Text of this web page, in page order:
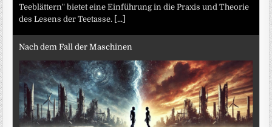
Teeblättern" bietet eine Einführung in die Praxis und Theorie
des Lesens der Teetasse. [...]
Nach dem Fall der Maschinen